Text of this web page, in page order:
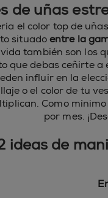
de uñas
el color top de
situadoentre la
también son los
que debas ceñirte
influir en la
o el color de tu
Como
por mes.
ideas de